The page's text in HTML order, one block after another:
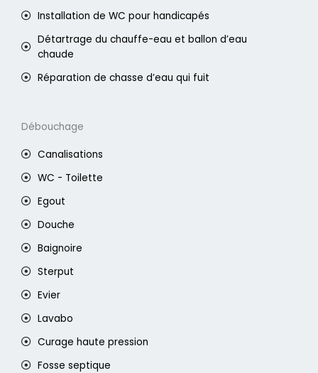
Installation de WC pour handicapés
Détartrage du chauffe-eau et ballon d’eau
chaude
Réparation de chasse d’eau qui fuit
Débouchage
Canalisations
WC - Toilette
Egout
Douche
Baignoire
Sterput
Evier
Lavabo
Curage haute pression
Fosse septique